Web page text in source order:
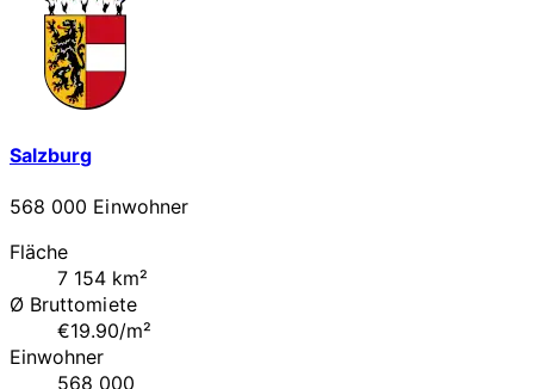
Salzburg
568 000 Einwohner
Fläche
7 154 km²
Ø Bruttomiete
€19.90/m²
Einwohner
568 000